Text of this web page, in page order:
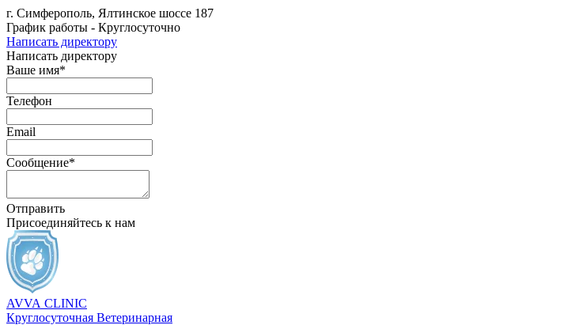
г. Симферополь, Ялтинское шоссе 187
График работы - Круглосуточно
Написать директору
Написать директору
Ваше имя*
Телефон
Email
Сообщение*
Отправить
Присоединяйтесь к нам
AVVA CLINIC
Круглосуточная Ветеринарная